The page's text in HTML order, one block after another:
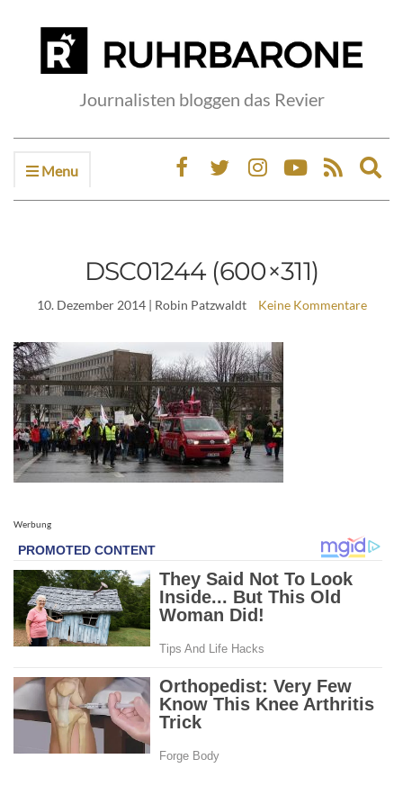
Journalisten bloggen das Revier
Menu
DSC01244 (600×311)
10. Dezember 2014| Robin Patzwaldt Keine Kommentare
Werbung